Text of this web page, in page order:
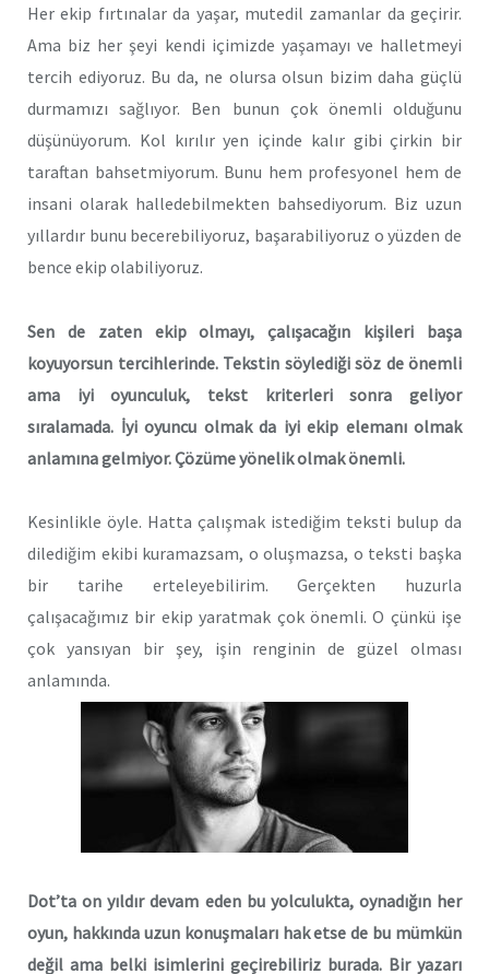
Her ekip fırtınalar da yaşar, mutedil zamanlar da geçirir.
Ama biz her şeyi kendi içimizde yaşamayı ve halletmeyi
tercih ediyoruz. Bu da, ne olursa olsun bizim daha güçlü
durmamızı sağlıyor. Ben bunun çok önemli olduğunu
düşünüyorum. Kol kırılır yen içinde kalır gibi çirkin bir
taraftan bahsetmiyorum. Bunu hem profesyonel hem de
insani olarak halledebilmekten bahsediyorum. Biz uzun
yıllardır bunu becerebiliyoruz, başarabiliyoruz o yüzden de
bence ekip olabiliyoruz.
Sen de zaten ekip olmayı, çalışacağın kişileri başa
koyuyorsun tercihlerinde. Tekstin söylediği söz de önemli
ama iyi oyunculuk, tekst kriterleri sonra geliyor
sıralamada. İyi oyuncu olmak da iyi ekip elemanı olmak
anlamına gelmiyor. Çözüme yönelik olmak önemli.
Kesinlikle öyle. Hatta çalışmak istediğim teksti bulup da
dilediğim ekibi kuramazsam, o oluşmazsa, o teksti başka
bir tarihe erteleyebilirim. Gerçekten huzurla
çalışacağımız bir ekip yaratmak çok önemli. O çünkü işe
çok yansıyan bir şey, işin renginin de güzel olması
anlamında.
Dot’ta on yıldır devam eden bu yolculukta, oynadığın her
oyun, hakkında uzun konuşmaları hak etse de bu mümkün
değil ama belki isimlerini geçirebiliriz burada. Bir yazarı